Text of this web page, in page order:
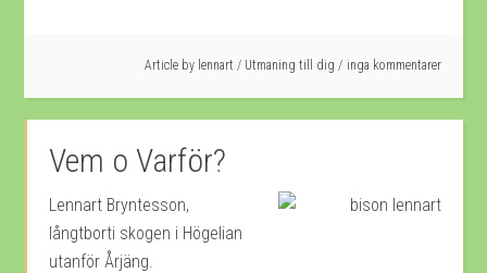
Article by lennart / Utmaning till dig inga kommentarer
Vem o Varför?
Lennart Bryntesson,
långtborti skogen i Högelian
utanför Årjäng.